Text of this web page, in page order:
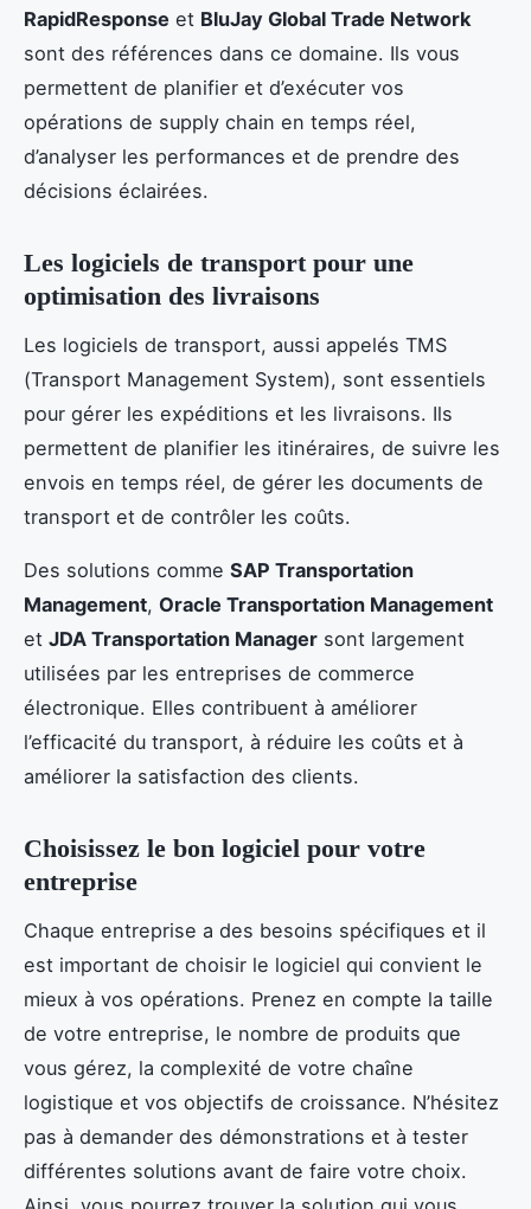
RapidResponse et BluJay Global Trade Network
sont des références dans ce domaine. Ils vous
permettent de planifier et d’exécuter vos
opérations de supply chain en temps réel,
d’analyser les performances et de prendre des
décisions éclairées.
Les logiciels de transport pour une
optimisation des livraisons
Les logiciels de transport, aussi appelés TMS
(Transport Management System), sont essentiels
pour gérer les expéditions et les livraisons. Ils
permettent de planifier les itinéraires, de suivre les
envois en temps réel, de gérer les documents de
transport et de contrôler les coûts.
Des solutions comme SAP Transportation
Management, Oracle Transportation Management
et JDA Transportation Manager sont largement
utilisées par les entreprises de commerce
électronique. Elles contribuent à améliorer
l’efficacité du transport, à réduire les coûts et à
améliorer la satisfaction des clients.
Choisissez le bon logiciel pour votre
entreprise
Chaque entreprise a des besoins spécifiques et il
est important de choisir le logiciel qui convient le
mieux à vos opérations. Prenez en compte la taille
de votre entreprise, le nombre de produits que
vous gérez, la complexité de votre chaîne
logistique et vos objectifs de croissance. N’hésitez
pas à demander des démonstrations et à tester
différentes solutions avant de faire votre choix.